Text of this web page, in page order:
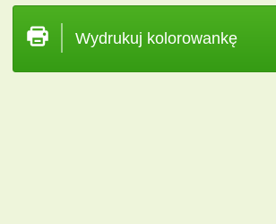
Wydrukuj kolorowankę